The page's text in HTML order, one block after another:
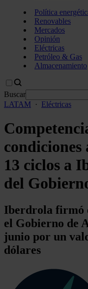
Política
Renovables
Mercados
Opinión
Eléctricas
Petróleo & Gas
Almacenamiento
Buscar
LATAM · Eléctricas
condiciones
13 ciclos a
del
Iberdrola firmó
el Gobierno de
junio por un
dólares